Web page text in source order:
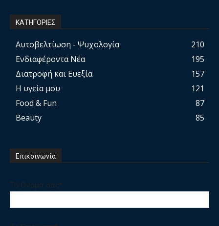
ΚΑΤΗΓΟΡΙΕΣ
Αυτοβελτίωση - Ψυχολογία
210
Ενδιαφέροντα Νέα
195
Διατροφή και Ευεξία
157
Η υγεία μου
121
Food & Fun
87
Beauty
85
Επικοινωνία
Το Ονομα σας*